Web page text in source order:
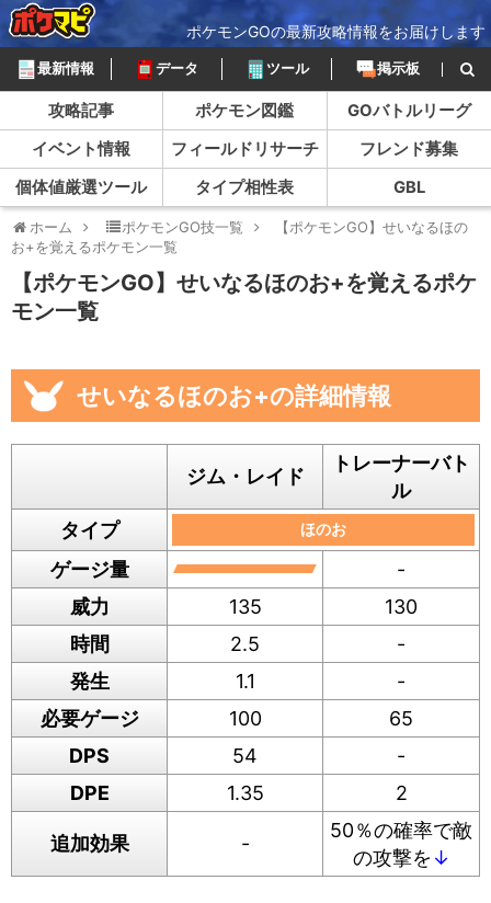
ポケモンGOの最新攻略情報をお届けします
最新情報 データ ツール 掲示板
攻略記事 ポケモン図鑑
GOバトルリーグ
イベント情報
フィールドリサーチ
フレンド募集
個体値厳選ツール
タイプ相性表 GBL
ホーム ポケモンGO技一覧
【ポケモンGO】せいなるほの
お+を覚えるポケモン一覧
【ポケモンGO】せいなるほのお+を覚えるポケ
モン一覧
せいなるほのお+の詳細情報
ジム・レイド
トレーナーバト
ル
タイプ
ほのお
ゲージ量
-
威力
135
130
時間
2.5
-
発生
1.1
-
必要ゲージ
100
65
DPS
54
-
DPE
1.35 2
追加効果 -
50％の確率で敵
の攻撃を ↓